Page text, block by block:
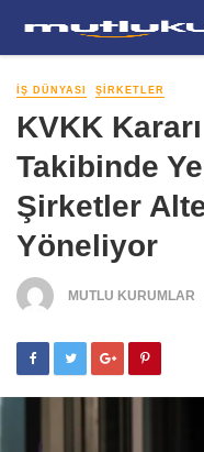
İŞ DÜNYASI ŞIRKETLER
KVKK
Takibinde
Şirketler
Yöneliyor
MUTLU KURUMLAR